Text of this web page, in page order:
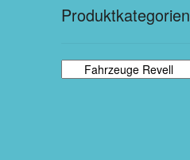
Produktkategorien